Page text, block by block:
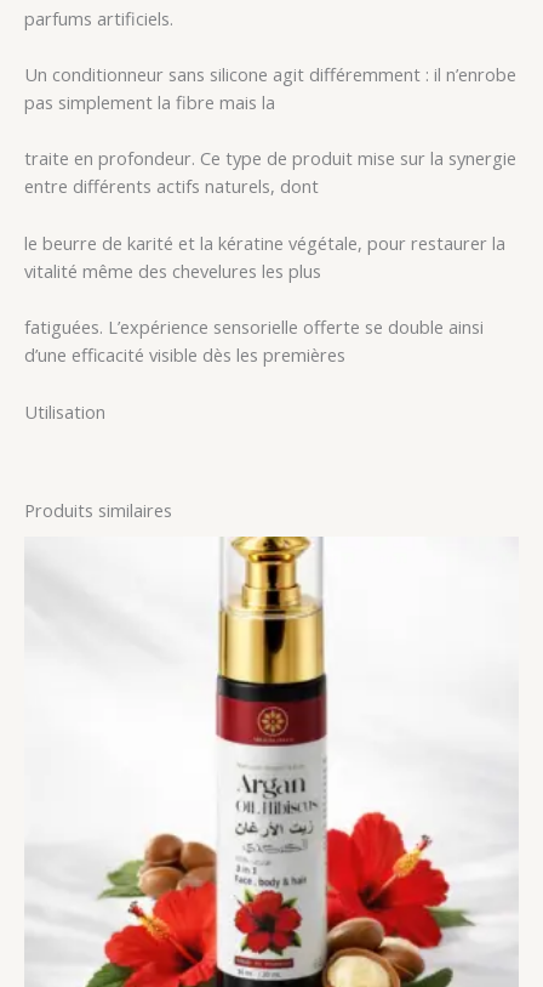
parfums artificiels.
Un conditionneur sans silicone agit différemment : il n’enrobe
pas simplement la fibre mais la
traite en profondeur. Ce type de produit mise sur la synergie
entre différents actifs naturels, dont
le beurre de karité et la kératine végétale, pour restaurer la
vitalité même des chevelures les plus
fatiguées. L’expérience sensorielle offerte se double ainsi
d’une efficacité visible dès les premières
Utilisation
Produits similaires